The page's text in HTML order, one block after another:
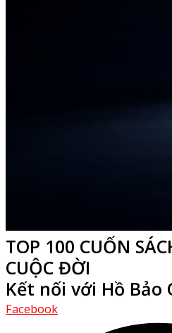
TOP 100 CUỐN
CUỘC ĐỜI
Kết nối với Hồ Bảo
Facebook